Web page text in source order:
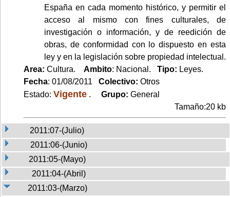
España en cada momento histórico, y permitir el
acceso al mismo con fines culturales, de
investigación o información, y de reedición de
obras, de conformidad con lo dispuesto en esta
ley y en la legislación sobre propiedad intelectual.
Area: Cultura. Ambito: Nacional. Tipo: Leyes.
Fecha: 01/08/2011 Colectivo: Otros
Estado: Vigente . Grupo: General
Tamaño:20 kb
2011:07-(Julio)
2011:06-(Junio)
2011:05-(Mayo)
2011:04-(Abril)
2011:03-(Marzo)